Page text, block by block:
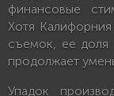
финансовые
Хотя
съемок, ее доля
продолжает
Упадок